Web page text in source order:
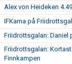
Alex von Heideken
IFKarna på
Friidrottsgalan: Daniel
Friidrottsgalan:
Finnkampen